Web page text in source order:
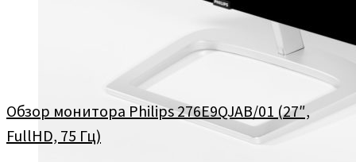
Обзор монитора Philips 276E9QJAB/01 (27″,
FullHD, 75 Гц)